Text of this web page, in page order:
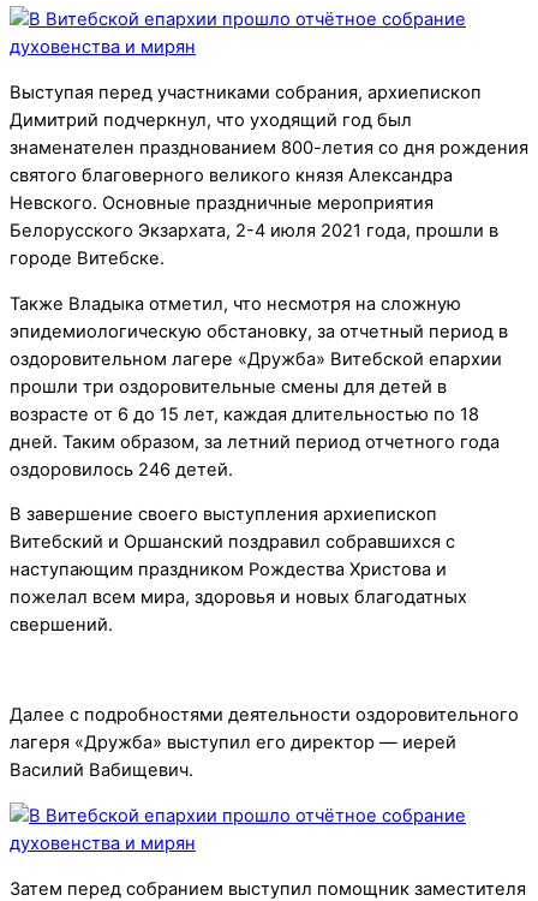
Выступая перед участниками собрания, архиепископ
Димитрий подчеркнул, что уходящий год был
знаменателен празднованием 800-летия со дня рождения
святого благоверного великого князя Александра
Невского. Основные праздничные мероприятия
Белорусского Экзархата, 2-4 июля 2021 года, прошли в
городе Витебске.
Также Владыка отметил, что несмотря на сложную
эпидемиологическую обстановку, за отчетный период в
оздоровительном лагере «Дружба» Витебской епархии
прошли три оздоровительные смены для детей в
возрасте от 6 до 15 лет, каждая длительностью по 18
дней. Таким образом, за летний период отчетного года
оздоровилось 246 детей.
В завершение своего выступления архиепископ
Витебский и Оршанский поздравил собравшихся с
наступающим праздником Рождества Христова и
пожелал всем мира, здоровья и новых благодатных
свершений.
Далее с подробностями деятельности оздоровительного
лагеря «Дружба» выступил его директор — иерей
Василий Вабищевич.
Затем перед собранием выступил помощник заместителя